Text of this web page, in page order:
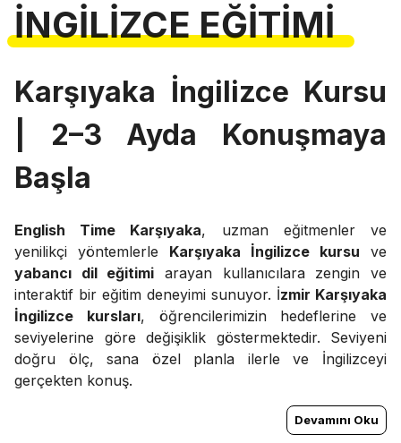
İNGILIZCE EĞITIMI
Karşıyaka İngilizce Kursu
| 2–3 Ayda Konuşmaya
Başla
English Time Karşıyaka, uzman eğitmenler ve
yenilikçi yöntemlerle Karşıyaka İngilizce kursu ve
yabancı dil eğitimi arayan kullanıcılara zengin ve
interaktif bir eğitim deneyimi sunuyor. İzmir Karşıyaka
İngilizce kursları, öğrencilerimizin hedeflerine ve
seviyelerine göre değişiklik göstermektedir. Seviyeni
doğru ölç, sana özel planla ilerle ve İngilizceyi
gerçekten konuş.
Devamını Oku